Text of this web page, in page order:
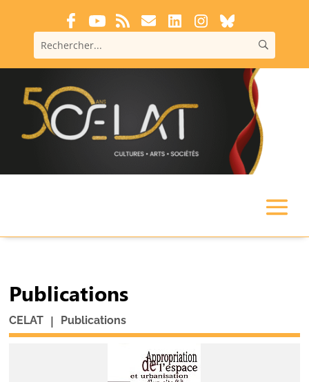
Publications
CELAT | Publications